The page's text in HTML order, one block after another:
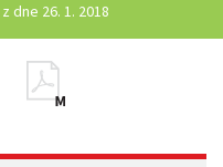
dne 26. 1. 2018